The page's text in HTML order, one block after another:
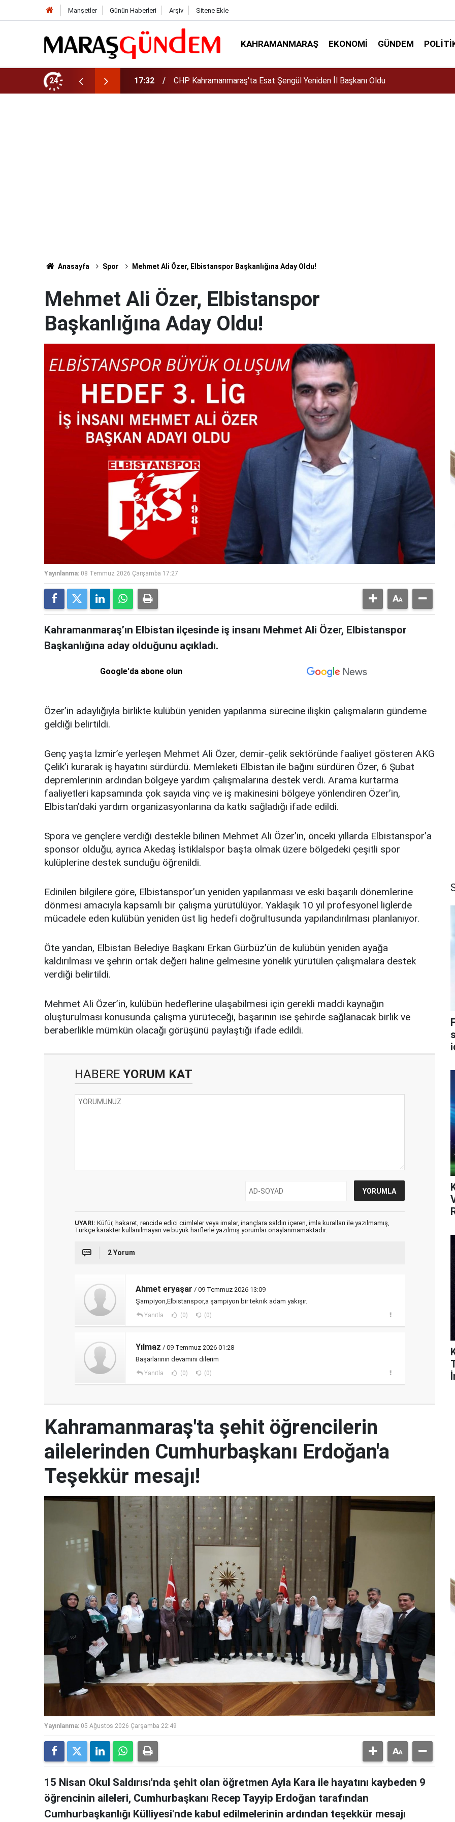
Manşetler Günün Haberleri Arşiv Sitene Ekle
KAHRAMANMARAŞ EKONOMI GÜNDEM
24 17:08 Altın daha yükselir mi? Altın almalı mı? Satmalı mı? Uzmanlar ne diyor?
Anasayfa Spor Mehmet Ali Özer, Elbistanspor Başkanlığına Aday Oldu!
Mehmet Ali Özer, Elbistanspor
Başkanlığına Aday Oldu!
Yayınlanma: 08 Temmuz 2026 Çarşamba 17:27
Kahramanmaraş’ın Elbistan ilçesinde iş insanı Mehmet Ali Özer, Elbistanspor
Başkanlığına aday olduğunu açıkladı.
Google'da abone olun
Özer’in adaylığıyla birlikte kulübün yeniden yapılanma sürecine ilişkin çalışmaların gündeme
geldiği belirtildi.
Genç yaşta İzmir’e yerleşen Mehmet Ali Özer, demir-çelik sektöründe faaliyet gösteren AKG
Çelik’i kurarak iş hayatını sürdürdü. Memleketi Elbistan ile bağını sürdüren Özer, 6 Şubat
depremlerinin ardından bölgeye yardım çalışmalarına destek verdi. Arama kurtarma
faaliyetleri kapsamında çok sayıda vinç ve iş makinesini bölgeye yönlendiren Özer’in,
Elbistan’daki yardım organizasyonlarına da katkı sağladığı ifade edildi.
Spora ve gençlere verdiği destekle bilinen Mehmet Ali Özer’in, önceki yıllarda Elbistanspor’a
sponsor olduğu, ayrıca Akedaş İstiklalspor başta olmak üzere bölgedeki çeşitli spor
kulüplerine destek sunduğu öğrenildi.
Edinilen bilgilere göre, Elbistanspor’un yeniden yapılanması ve eski başarılı dönemlerine
dönmesi amacıyla kapsamlı bir çalışma yürütülüyor. Yaklaşık 10 yıl profesyonel liglerde
mücadele eden kulübün yeniden üst lig hedefi doğrultusunda yapılandırılması planlanıyor.
Öte yandan, Elbistan Belediye Başkanı Erkan Gürbüz’ün de kulübün yeniden ayağa
kaldırılması ve şehrin ortak değeri haline gelmesine yönelik yürütülen çalışmalara destek
verdiği belirtildi.
Mehmet Ali Özer’in, kulübün hedeflerine ulaşabilmesi için gerekli maddi kaynağın
oluşturulması konusunda çalışma yürüteceği, başarının ise şehirde sağlanacak birlik ve
beraberlikle mümkün olacağı görüşünü paylaştığı ifade edildi.
HABERE YORUM KAT
UYARI: Küfür, hakaret, rencide edici cümleler veya imalar, inançlara saldırı içeren, imla kuralları ile yazılmamış,
Türkçe karakter kullanılmayan ve büyük harflerle yazılmış yorumlar onaylanmamaktadır.
2 Yorum
Ahmet eryaşar / 09 Temmuz 2026 13:09
Şampiyon,Elbistanspor,a şampiyon bir teknik adam yakışır.
Yanıtla (0) (0)
Yılmaz / 09 Temmuz 2026 01:28
Başarlarının devamını dilerim
Yanıtla (0) (0)
Kahramanmaraş'ta şehit öğrencilerin
ailelerinden Cumhurbaşkanı Erdoğan'a
Teşekkür mesajı!
Yayınlanma: 05 Ağustos 2026 Çarşamba 22:49
15 Nisan Okul Saldırısı'nda şehit olan öğretmen Ayla Kara ile hayatını kaybeden 9
öğrencinin aileleri, Cumhurbaşkanı Recep Tayyip Erdoğan tarafından
Cumhurbaşkanlığı Külliyesi'nde kabul edilmelerinin ardından teşekkür mesajı